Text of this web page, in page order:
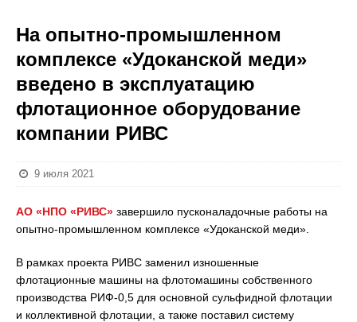
На опытно-промышленном
комплексе «Удоканской меди»
введено в эксплуатацию
флотационное оборудование
компании РИВС
9 июля 2021
АО «НПО «РИВС» завершило пусконаладочные работы на
опытно-промышленном комплексе «Удоканской меди».
В рамках проекта РИВС заменил изношенные
флотационные машины на флотомашины собственного
производства РИФ-0,5 для основной сульфидной флотации
и коллективной флотации, а также поставил систему